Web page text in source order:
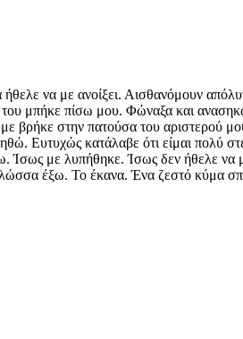
να με ανοίξει. Αισθανόμουν
μπήκε πίσω μου. Φώναξα και
βρήκε στην πατούσα του αριστερού
Ευτυχώς κατάλαβε ότι είμαι πολύ
Ίσως με λυπήθηκε. Ίσως δεν ήθελε
έξω. Το έκανα. Ένα ζεστό κύμα